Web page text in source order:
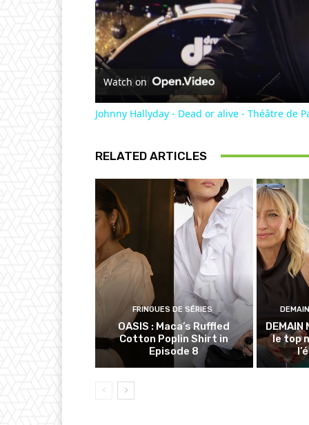
Watch on
Johnny Hallyday - Dead or alive - Théâtre de
RELATED ARTICLES
FRINGUES DE SÉRIES
OASIS : Maca’s Ruffled
Cotton Poplin Shirt in
Episode 8
DEMAIN
le top